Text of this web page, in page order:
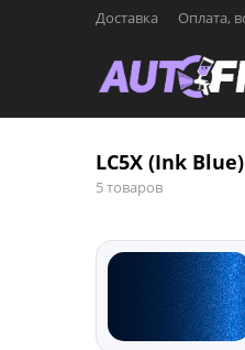
Доставка Оплата,
LC5X (Ink
5 товаров